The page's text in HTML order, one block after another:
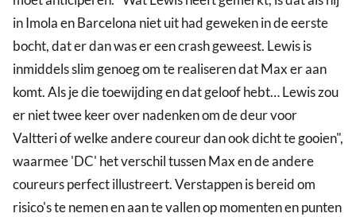
in Imola en Barcelona niet uit had geweken in de eerste
bocht, dat er dan was er een crash geweest. Lewis is
inmiddels slim genoeg om te realiseren dat Max er aan
komt. Als je die toewijding en dat geloof hebt… Lewis zou
er niet twee keer over nadenken om de deur voor
Valtteri of welke andere coureur dan ook dicht te gooien",
waarmee 'DC' het verschil tussen Max en de andere
coureurs perfect illustreert. Verstappen is bereid om
risico's te nemen en aan te vallen op momenten en punten